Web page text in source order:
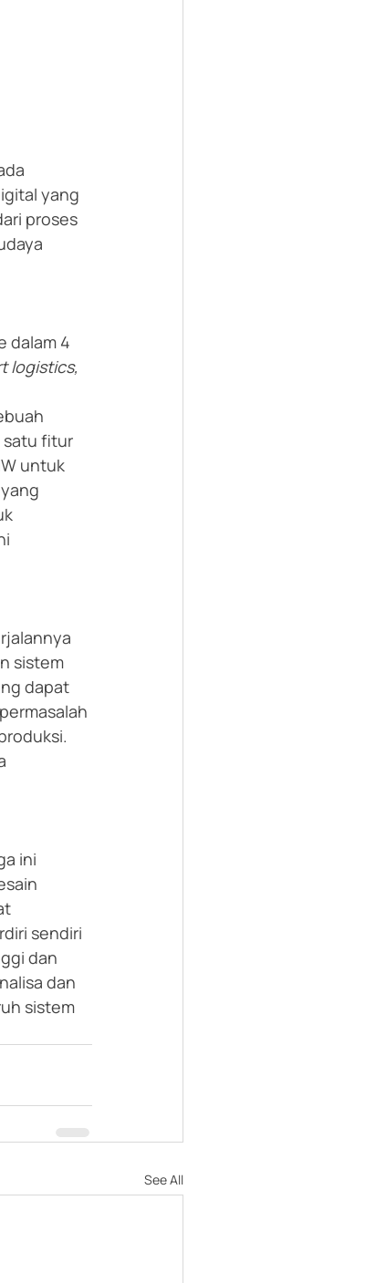
yang
proses
dalam 4
logistics,
satu fitur
untuk
sistem
dapat
ini
sendiri
dan
dan
sistem
See All